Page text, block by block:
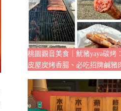
桃園觀音美食｜魷豬yaya碳烤
皮屋炭烤香腸、必吃招牌鹹豬